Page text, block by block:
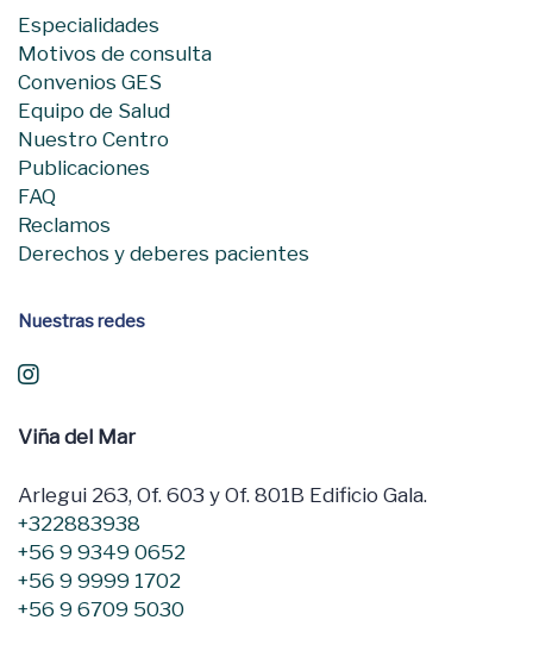
Especialidades
Motivos de consulta
Convenios GES
Equipo de Salud
Nuestro Centro
Publicaciones
FAQ
Reclamos
Derechos y deberes pacientes
Nuestras redes
Viña del Mar
Arlegui 263, Of. 603 y Of. 801B Edificio Gala.
+322883938
+56 9 9349 0652
+56 9 9999 1702
+56 9 6709 5030